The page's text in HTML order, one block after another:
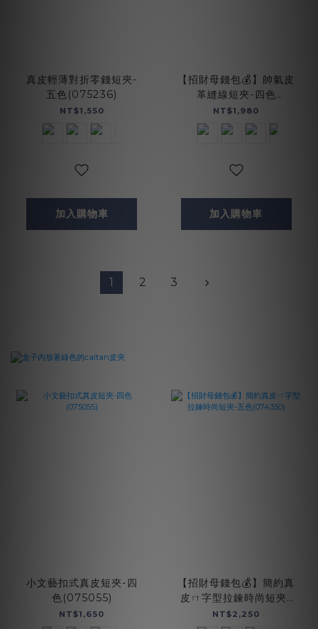
真皮輕薄對折零錢短夾-
五色(075236)
NT$1,550
加入購物車
【招財母錢包💰】帥氣皮
革縫線短夾-四色
(071769)
NT$1,980
加入購物車
1 2 3
小文藝扣式真皮短夾-四
色(075055)
NT$1,650
【招財母錢包💰】簡約真
皮ㄇ字型拉鍊時尚短夾-
五色(074350)
NT$2,250